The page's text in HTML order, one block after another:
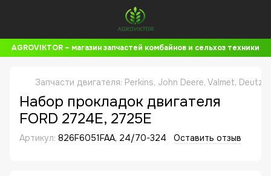
AGROVIKTOR – магазин запчастей комбайнов и сельхоз техники
Запчасти двигателя: Perkins, John Deere, Valmet,
Набор прокладок двигателя
FORD 2724E, 2725E
Артикул: 826F6051FAA, 24/70-324 Оставить отзыв